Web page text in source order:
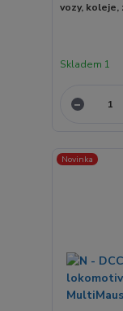
vozy, koleje,
Skladem 1
Novinka